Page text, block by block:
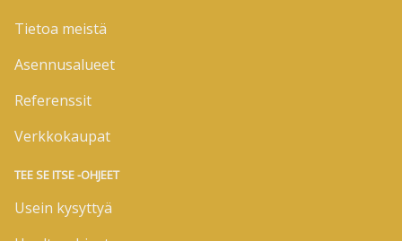
Tietoa meistä
Asennusalueet
Referenssit
Verkkokaupat
TEE SE ITSE -OHJEET
Usein kysyttyä